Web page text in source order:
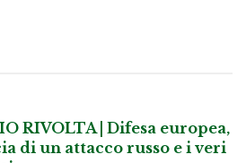
RIVOLTA | Difesa europea,
di un attacco russo e i veri